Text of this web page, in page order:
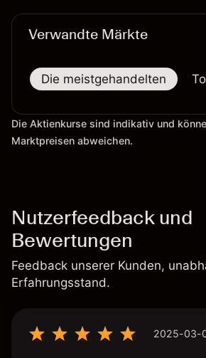
Verwandte Märkte
Die meistgehandelten
Die Aktienkurse sind indikativ und
Marktpreisen abweichen.
Nutzerfeedback und
Bewertungen
Feedback unserer Kunden,
Erfahrungsstand.
2025-03-